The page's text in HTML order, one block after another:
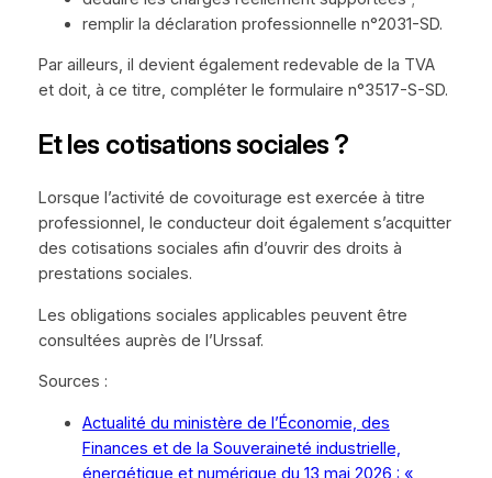
remplir la déclaration professionnelle n°2031-SD.
Par ailleurs, il devient également redevable de la TVA
et doit, à ce titre, compléter le formulaire n°3517-S-SD.
Et les cotisations sociales ?
Lorsque l’activité de covoiturage est exercée à titre
professionnel, le conducteur doit également s’acquitter
des cotisations sociales afin d’ouvrir des droits à
prestations sociales.
Les obligations sociales applicables peuvent être
consultées auprès de l’Urssaf.
Sources :
Actualité du ministère de l’Économie, des
Finances et de la Souveraineté industrielle,
énergétique et numérique du 13 mai 2026 : «